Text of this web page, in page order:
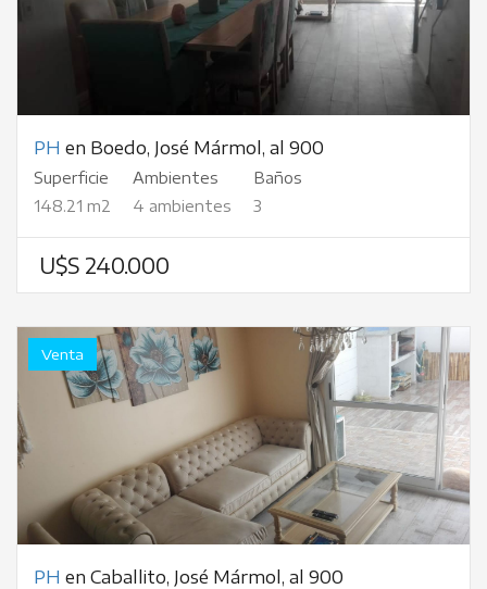
PH en Boedo, José Mármol, al 900
Superficie
148.21 m2
Ambientes
4 ambientes
Baños
3
U$S 240.000
Venta
PH en Caballito, José Mármol, al 900